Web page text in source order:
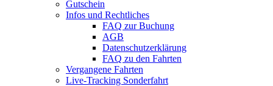
Gutschein
Infos und Rechtliches
FAQ zur Buchung
AGB
Datenschutzerklärung
FAQ zu den Fahrten
Vergangene Fahrten
Live-Tracking Sonderfahrt